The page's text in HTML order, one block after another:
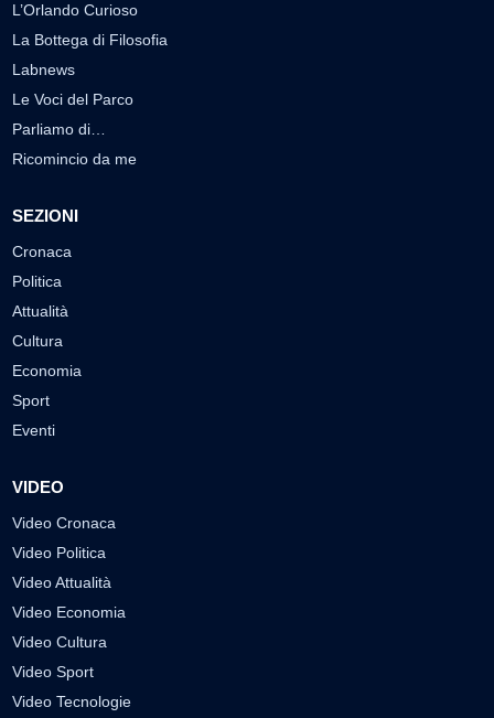
L’Orlando Curioso
La Bottega di Filosofia
Labnews
Le Voci del Parco
Parliamo di…
Ricomincio da me
SEZIONI
Cronaca
Politica
Attualità
Cultura
Economia
Sport
Eventi
VIDEO
Video Cronaca
Video Politica
Video Attualità
Video Economia
Video Cultura
Video Sport
Video Tecnologie